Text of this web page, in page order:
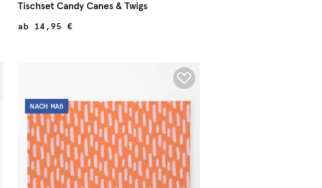
Tischset Candy Canes & Twigs
ab 14,95 €
NACH MAß